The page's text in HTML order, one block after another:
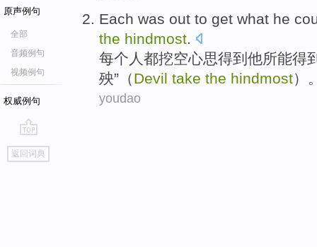
原声例句
全部
音频例句
视频例句
权威例句
go
top
返回词典
Each was out to get what he
the hindmost.
每个人都挖空心思得到 他所能得
殃”（Devil take the hindmost）
youdao